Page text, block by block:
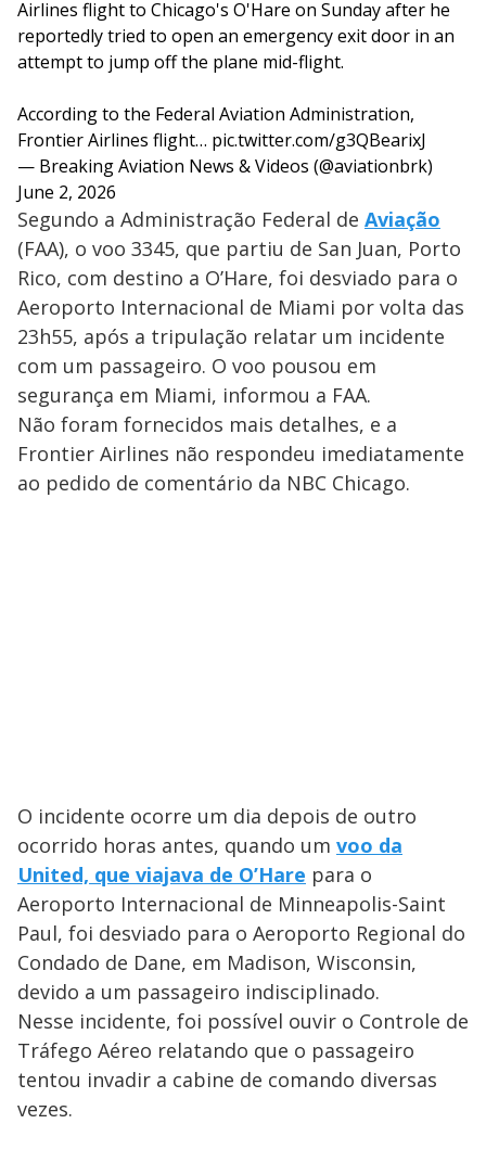
Airlines flight to Chicago's O'Hare on Sunday after he
reportedly tried to open an emergency exit door in an
attempt to jump off the plane mid-flight.
According to the Federal Aviation Administration,
Frontier Airlines flight… pic.twitter.com/g3QBearixJ
— Breaking Aviation News & Videos (@aviationbrk)
June 2, 2026
Segundo a Administração Federal de Aviação
(FAA), o voo 3345, que partiu de San Juan, Porto
Rico, com destino a O’Hare, foi desviado para o
Aeroporto Internacional de Miami por volta das
23h55, após a tripulação relatar um incidente
com um passageiro. O voo pousou em
segurança em Miami, informou a FAA.
Não foram fornecidos mais detalhes, e a
Frontier Airlines não respondeu imediatamente
ao pedido de comentário da NBC Chicago.
O incidente ocorre um dia depois de outro
ocorrido horas antes, quando um voo da
United, que viajava de O’Hare para o
Aeroporto Internacional de Minneapolis-Saint
Paul, foi desviado para o Aeroporto Regional do
Condado de Dane, em Madison, Wisconsin,
devido a um passageiro indisciplinado.
Nesse incidente, foi possível ouvir o Controle de
Tráfego Aéreo relatando que o passageiro
tentou invadir a cabine de comando diversas
vezes.